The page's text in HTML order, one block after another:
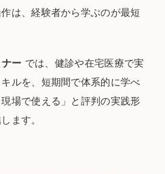
は、経験者から学ぶのが最短
ー では、健診や在宅医療で実
ルを、短期間で体系的に学べ
現場で使える」と評判の実践形
ます。